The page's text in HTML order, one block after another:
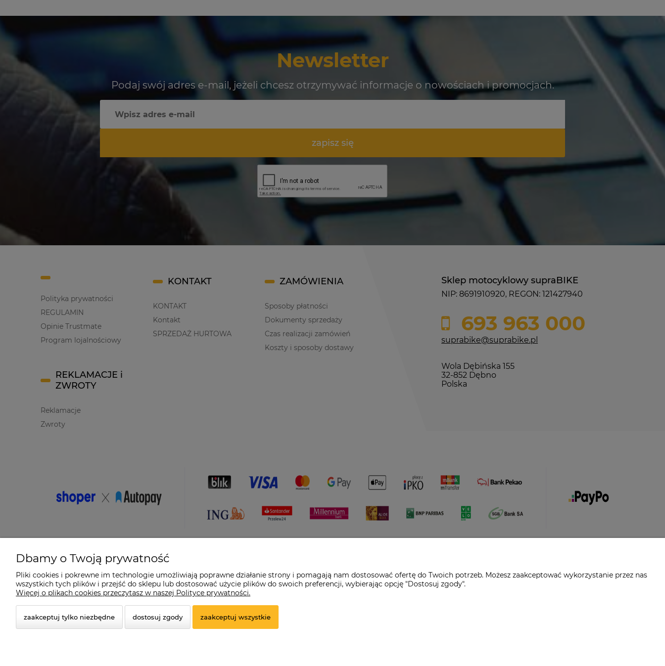
Newsletter
Podaj swój adres e-mail, jeżeli chcesz otrzymywać informacje o nowościach i promocjach.
zapisz się
Sklep motocyklowy supraBIKE
NIP: 8691910920, REGON: 121427940
693 963 000
suprabike@suprabike.pl
Wola Dębińska 155
32-852 Dębno
Polska
Polityka prywatności
REGULAMIN
Opinie Trustmate
Program lojalnościowy
KONTAKT
KONTAKT
Kontakt
SPRZEDAŻ HURTOWA
ZAMÓWIENIA
Sposoby płatności
Dokumenty sprzedaży
Czas realizacji zamówień
Koszty i sposoby dostawy
REKLAMACJE i
ZWROTY
Reklamacje
Zwroty
© 2026 suprabike.pl. Wszelkie prawa zastrzeżone.
Dbamy o Twoją prywatność
Pliki cookies i pokrewne im technologie umożliwiają poprawne działanie strony i pomagają nam dostosować ofertę do Twoich potrzeb. Możesz zaakceptować wykorzystanie przez nas
wszystkich tych plików i przejść do sklepu lub dostosować użycie plików do swoich preferencji, wybierając opcję "Dostosuj zgody".
Więcej o plikach cookies przeczytasz w naszej Polityce prywatności.
zaakceptuj tylko niezbędne dostosuj zgody zaakceptuj wszystkie